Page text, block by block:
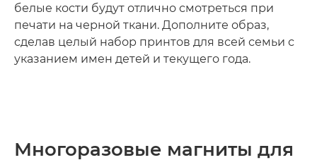
белые кости будут отлично смотреться при
печати на черной ткани. Дополните образ,
сделав целый набор принтов для всей семьи с
указанием имен детей и текущего года.
Многоразовые магниты для